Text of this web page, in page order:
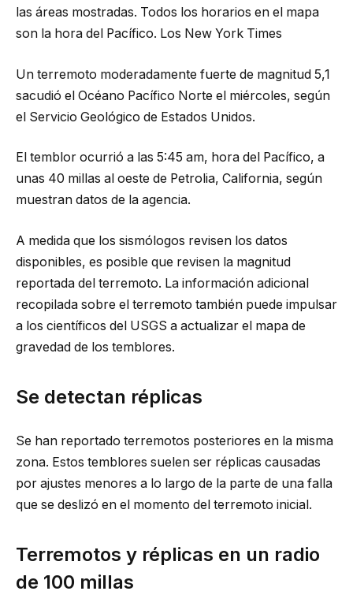
las áreas mostradas. Todos los horarios en el mapa
son la hora del Pacífico. Los New York Times
Un terremoto moderadamente fuerte de magnitud 5,1
sacudió el Océano Pacífico Norte el miércoles, según
el Servicio Geológico de Estados Unidos.
El temblor ocurrió a las 5:45 am, hora del Pacífico, a
unas 40 millas al oeste de Petrolia, California, según
muestran datos de la agencia.
A medida que los sismólogos revisen los datos
disponibles, es posible que revisen la magnitud
reportada del terremoto. La información adicional
recopilada sobre el terremoto también puede impulsar
a los científicos del USGS a actualizar el mapa de
gravedad de los temblores.
Se detectan réplicas
Se han reportado terremotos posteriores en la misma
zona. Estos temblores suelen ser réplicas causadas
por ajustes menores a lo largo de la parte de una falla
que se deslizó en el momento del terremoto inicial.
Terremotos y réplicas en un radio
de 100 millas